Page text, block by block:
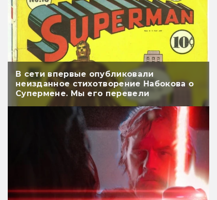
В сети впервые опубликовали
неизданное стихотворение Набокова о
Супермене. Мы его перевели